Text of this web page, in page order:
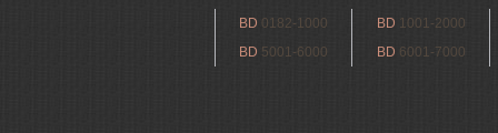
BD 0182-1000 BD 1001-2000
BD 5001-6000 BD 6001-7000